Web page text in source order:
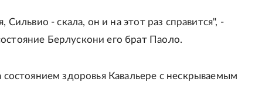
Сильвио - скала, он и на этот раз справится", -
Берлускони его брат Паоло.
состоянием здоровья Кавальере с нескрываемым